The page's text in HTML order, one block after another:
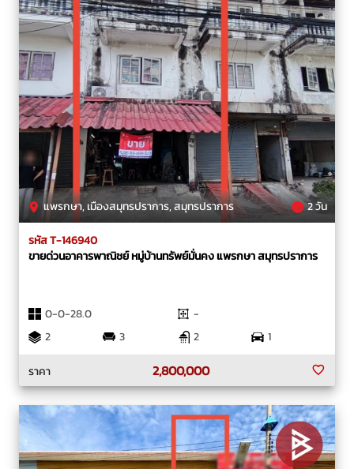
แพรกษา, เมืองสมุทรปราการ, สมุทรปราการ 2 วัน
รหัส T-146940
ขายด่วน​อาคาร​พาณิชย์​ หมู่บ้านทรัพย์​มั่นคง​ แพรก​ษา สมุทรปราการ
0-0-28.0
-
2
3 2
1
ราคา
2,800,000